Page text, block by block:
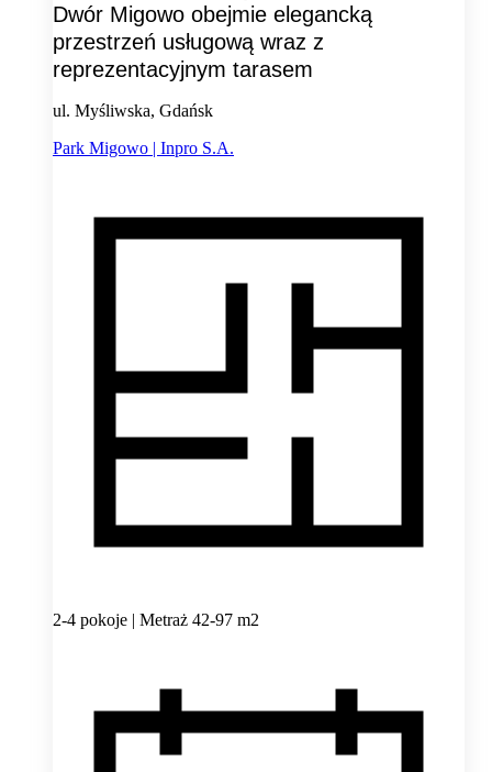
Dwór Migowo obejmie elegancką
przestrzeń usługową wraz z
reprezentacyjnym tarasem
ul. Myśliwska, Gdańsk
Park Migowo | Inpro S.A.
2-4 pokoje | Metraż 42-97 m2